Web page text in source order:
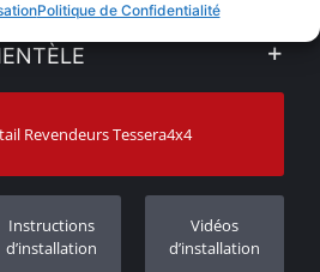
Politique de Confidentialité
Revendeurs Tessera4x4
Instructions
d’installation
Vidéos
d’installation